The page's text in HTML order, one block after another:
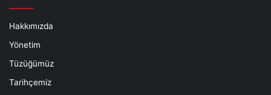
Hakkımızda
Yönetim
Tüzüğümüz
Tarihçemiz